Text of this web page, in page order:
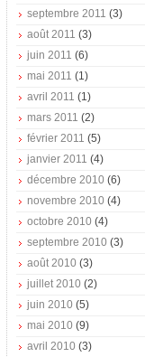
septembre 2011 (3)
août 2011 (3)
juin 2011 (6)
mai 2011 (1)
avril 2011 (1)
mars 2011 (2)
février 2011 (5)
janvier 2011 (4)
décembre 2010 (6)
novembre 2010 (4)
octobre 2010 (4)
septembre 2010 (3)
août 2010 (3)
juillet 2010 (2)
juin 2010 (5)
mai 2010 (9)
avril 2010 (3)